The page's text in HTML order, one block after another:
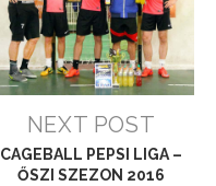
NEXT POST
CAGEBALL PEPSI LIGA –
ŐSZI SZEZON 2016